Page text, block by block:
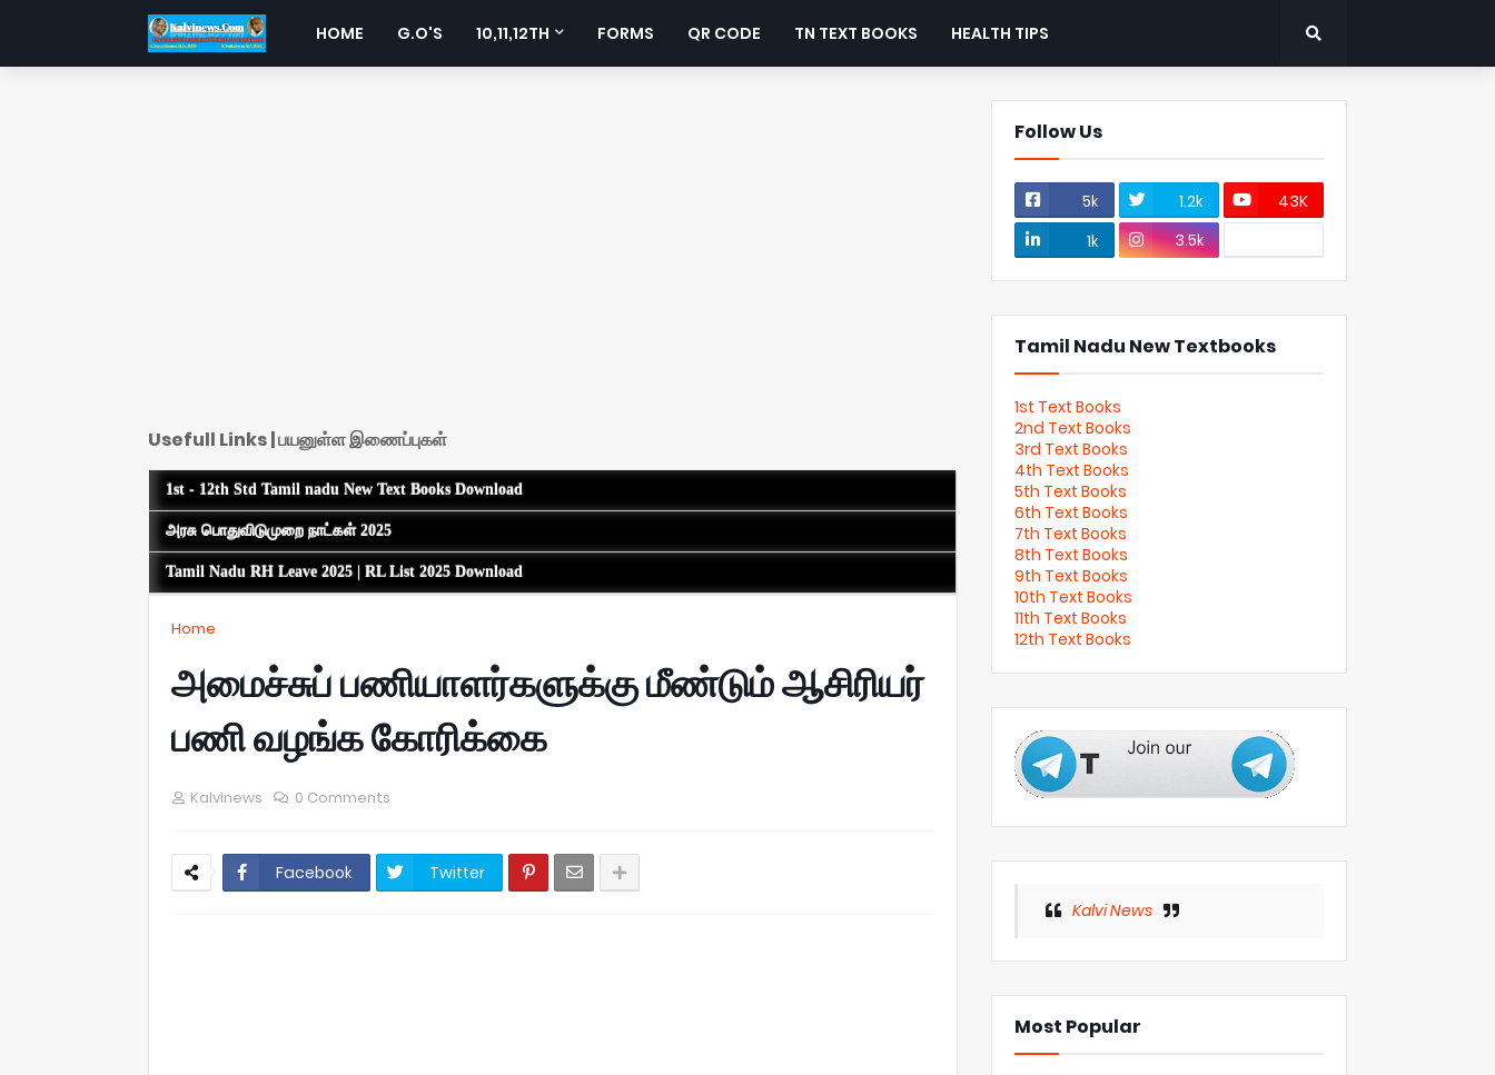
HOME G.O'S 10,11,12TH FORMS QR CODE TN TEXT BOOKS HEALTH TIPS
Usefull Links | பயனுள்ள இணைப்புகள்
1st - 12th Std Tamil nadu New Text Books Download
அரசு பொதுவிடுமுறை நாட்கள் 2025
Tamil Nadu RH Leave 2025 | RL List 2025 Download
Home
அமைச்சுப் பணியாளர்களுக்கு மீண்டும் ஆசிரியர்
பணி வழங்க கோரிக்கை
Kalvinews 0 Comments
Facebook Twitter
Follow Us
5k 1.2k
43K
1k
3.5k
Tamil Nadu New Textbooks
1st Text Books
2nd Text Books
3rd Text Books
4th Text Books
5th Text Books
6th Text Books
7th Text Books
8th Text Books
9th Text Books
10th Text Books
11th Text Books
12th Text Books
Kalvi News
Most Popular